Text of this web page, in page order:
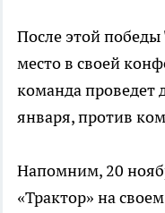
После этой победы
место в своей
команда проведет
января, против
Напомним, 20
«Трактор» на